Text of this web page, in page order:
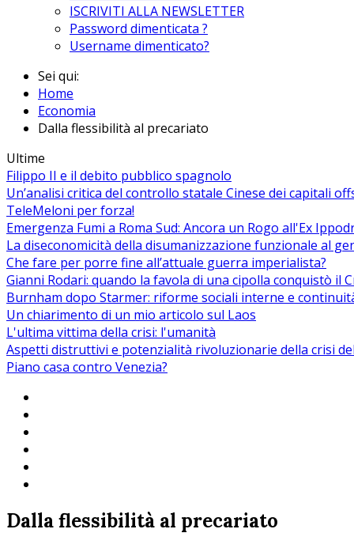
ISCRIVITI ALLA NEWSLETTER
Password dimenticata ?
Username dimenticato?
Sei qui:
Home
Economia
Dalla flessibilità al precariato
Ultime
Filippo II e il debito pubblico spagnolo
Un’analisi critica del controllo statale Cinese dei capitali
TeleMeloni per forza!
Emergenza Fumi a Roma Sud: Ancora un Rogo all'Ex
La diseconomicità della disumanizzazione funzionale al
Che fare per porre fine all’attuale guerra imperialista?
Gianni Rodari: quando la favola di una cipolla conquistò il
Burnham dopo Starmer: riforme sociali interne e
Un chiarimento di un mio articolo sul Laos
L'ultima vittima della crisi: l'umanità
Aspetti distruttivi e potenzialità rivoluzionarie della crisi
Piano casa contro Venezia?
Dalla flessibilità al precariato